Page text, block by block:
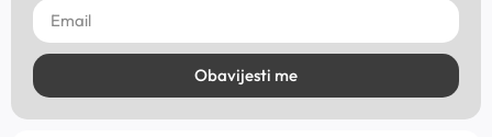
Obavijesti me